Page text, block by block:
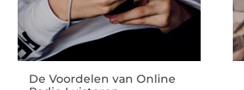
De Voordelen van Online